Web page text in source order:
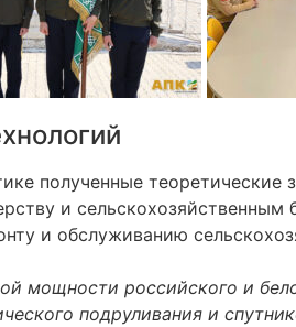
полученные теоретические
и
и обслуживанию
мощности российского и
подруливания и